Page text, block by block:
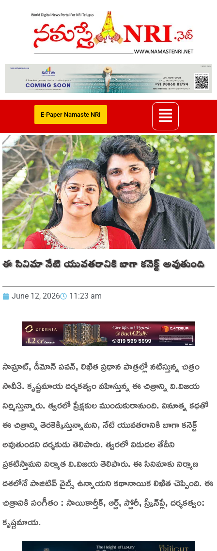
E-Paper Namaste NRI
ఈ సినిమా నేటి యువతరానికి బాగా కనెక్ట్‌ అవుతుంది
June 12, 2026 11:23 am
సామ్రాట్‌, డీమోన్‌ పవన్‌, లిఖిత ప్రధాన పాత్రల్లో నటిస్తున్న చిత్రం
సావీ3. కృష్ణమాయ దర్శకత్వం వహిస్తున్న ఈ చిత్రాన్ని వి.విజయ
నిర్మిస్తున్నారు. త్వరలో ప్రేక్షకుల ముందుకురానుంది. వినూత్న కథతో
ఈ చిత్రాన్ని తెరకెక్కిస్తున్నామని, నేటి యువతరానికి బాగా కనెక్ట్‌
అవుతుందని దర్శకుడు తెలిపారు. త్వరలో విడుదల తేదీని
ప్రకటిస్తామని నిర్మాత వి.విజయ తెలిపారు. ఈ సినిమాకు నిర్మాణ
దశలోనే పాజిటివ్‌ వైబ్స్‌ ఉన్నాయని కథానాయిక లిఖిత చెప్పింది. ఈ
చిత్రానికి సంగీతం : సాయికార్తీక్‌, ఆర్ట్‌, స్టోరీ, స్క్రీన్‌ప్లే, దర్శకత్వం:
కృష్ణమాయ.